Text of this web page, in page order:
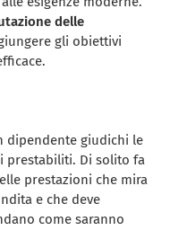
delle
gli obiettivi
dipendente giudichi le
prestabiliti. Di solito fa
prestazioni che mira
e che deve
come saranno